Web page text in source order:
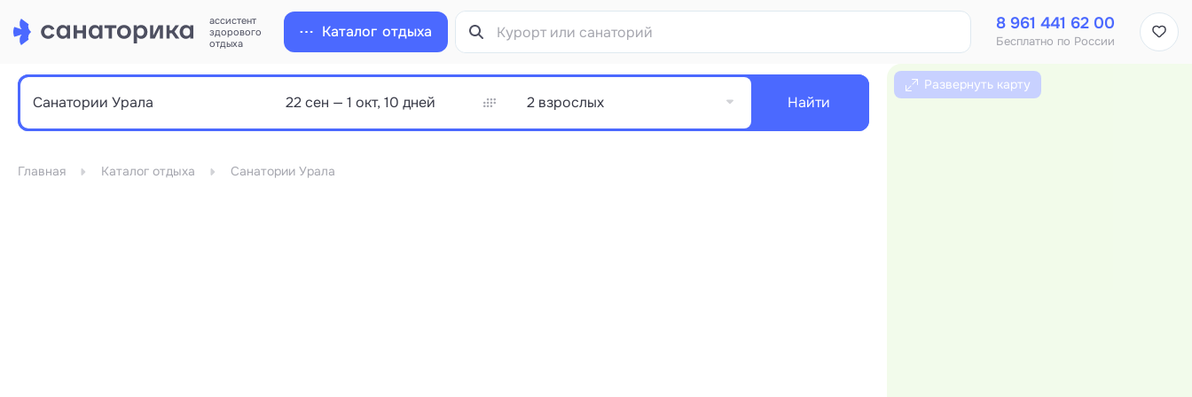
ассистент
здорового
отдыха
Каталог отдыха 8 961 441 62 00
Бесплатно по России
2 взрослых Найти
Главная Каталог отдыха Санатории Урала
Развернуть карту